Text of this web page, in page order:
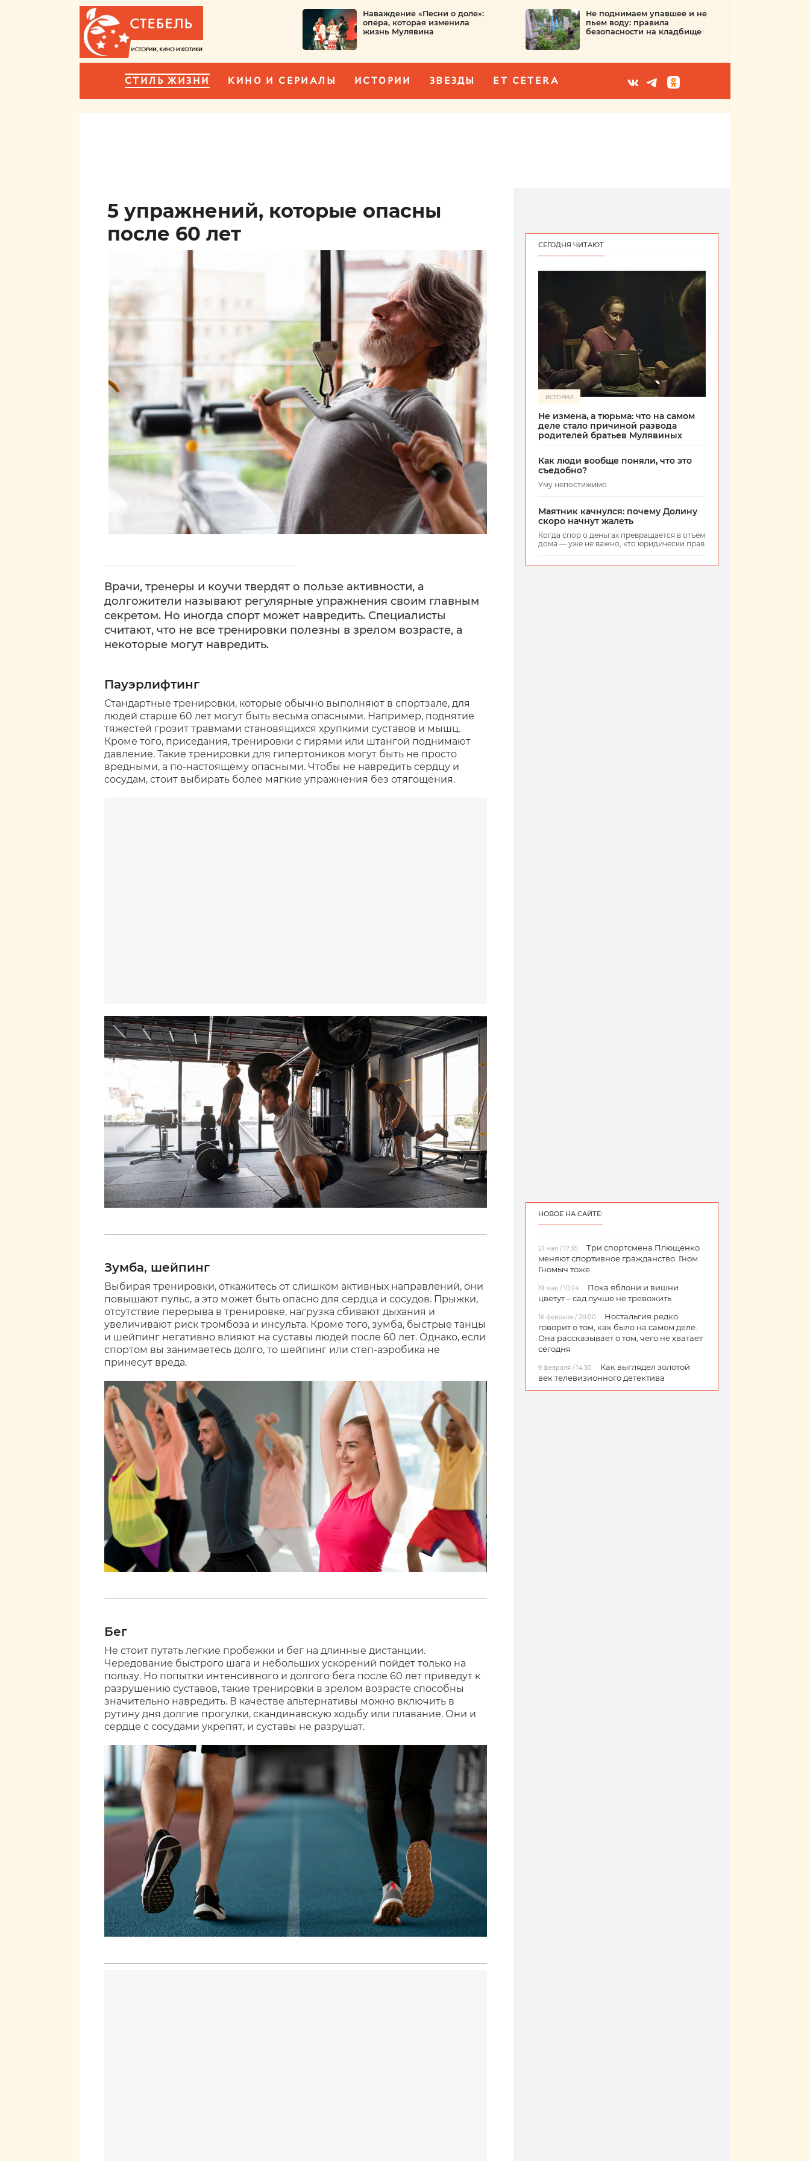
Наваждение «Песни о доле»:
опера, которая изменила
жизнь Мулявина
Не поднимаем упавшее и не
пьем воду: правила
безопасности на кладбище
СТИЛЬ ЖИЗНИ КИНО И СЕРИАЛЫ ИСТОРИИ ЗВЕЗДЫ ET CETERA
5 упражнений, которые опасны
после 60 лет
Врачи, тренеры и коучи твердят о пользе активности, а
долгожители называют регулярные упражнения своим главным
секретом. Но иногда спорт может навредить. Специалисты
считают, что не все тренировки полезны в зрелом возрасте, а
некоторые могут навредить.
Пауэрлифтинг
Стандартные тренировки, которые обычно выполняют в спортзале, для
людей старше 60 лет могут быть весьма опасными. Например, поднятие
тяжестей грозит травмами становящихся хрупкими суставов и мышц.
Кроме того, приседания, тренировки с гирями или штангой поднимают
давление. Такие тренировки для гипертоников могут быть не просто
вредными, а по-настоящему опасными. Чтобы не навредить сердцу и
сосудам, стоит выбирать более мягкие упражнения без отягощения.
Зумба, шейпинг
Выбирая тренировки, откажитесь от слишком активных направлений, они
повышают пульс, а это может быть опасно для сердца и сосудов. Прыжки,
отсутствие перерыва в тренировке, нагрузка сбивают дыхания и
увеличивают риск тромбоза и инсульта. Кроме того, зумба, быстрые танцы
и шейпинг негативно влияют на суставы людей после 60 лет. Однако, если
спортом вы занимаетесь долго, то шейпинг или степ-аэробика не
принесут вреда.
Бег
Не стоит путать легкие пробежки и бег на длинные дистанции.
Чередование быстрого шага и небольших ускорений пойдет только на
пользу. Но попытки интенсивного и долгого бега после 60 лет приведут к
разрушению суставов, такие тренировки в зрелом возрасте способны
значительно навредить. В качестве альтернативы можно включить в
рутину дня долгие прогулки, скандинавскую ходьбу или плавание. Они и
сердце с сосудами укрепят, и суставы не разрушат.
СЕГОДНЯ ЧИТАЮТ
ИСТОРИИ
Не измена, а тюрьма: что на самом
деле стало причиной развода
родителей братьев Мулявиных
Как люди вообще поняли, что это
съедобно?
Уму непостижимо
Маятник качнулся: почему Долину
скоро начнут жалеть
Когда спор о деньгах превращается в отъём
дома — уже не важно, кто юридически прав
НОВОЕ НА САЙТЕ:
21 мая / 17:35
Три спортсмена Плющенко
меняют спортивное гражданство. Гном
Гномыч тоже
19 мая / 10:24
Пока яблони и вишни
цветут – сад лучше не тревожить
16 февраля / 20:00
Ностальгия редко
говорит о том, как было на самом деле.
Она рассказывает о том, чего не хватает
сегодня
9 февраля / 14:30
Как выглядел золотой
век телевизионного детектива